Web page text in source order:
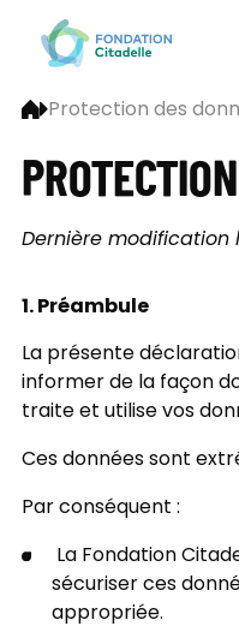
Protection des
Dernière modification
1. Préambule
La présente
informer de la façon
traite et utilise vos
Ces données sont
Par conséquent :
La Fondation
sécuriser ces
appropriée.